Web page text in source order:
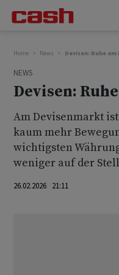
Home News Devisen: Ruhe
NEWS
Devisen:
Am Devisenmarkt
kaum mehr
wichtigsten
weniger auf der
26.02.2026 21:11